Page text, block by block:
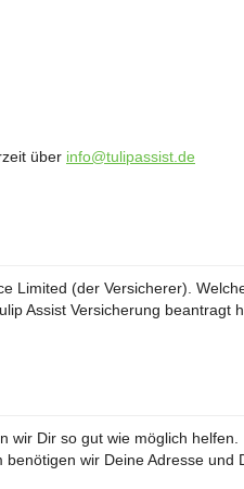
über info@tulipassist.de
Limited (der Versicherer).
Assist Versicherung beantragt
wir Dir so gut wie möglich helfen.
wir Deine Adresse und